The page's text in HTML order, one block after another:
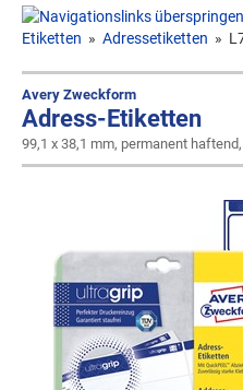
Etiketten » Adressetiketten »
Avery Zweckform
Adress-Etiketten
99,1 x 38,1 mm, permanent